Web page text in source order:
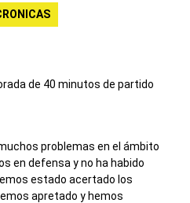
de 40 minutos de partido
problemas en el ámbito
en defensa y no ha habido
estado acertado los
apretado y hemos